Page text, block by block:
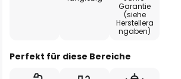
Garantie
(siehe
Herstellera
ngaben)
Perfekt für diese Bereiche